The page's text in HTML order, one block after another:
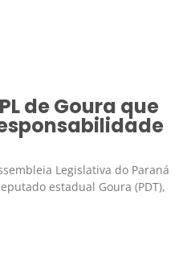
de Goura que
Legislativa do Paraná
estadual Goura (PDT),